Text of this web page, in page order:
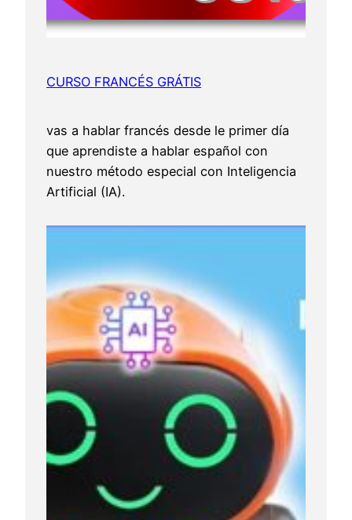
CURSO FRANCÉS GRÁTIS
vas a hablar francés desde le primer día
que aprendiste a hablar español con
nuestro método especial con Inteligencia
Artificial (IA).